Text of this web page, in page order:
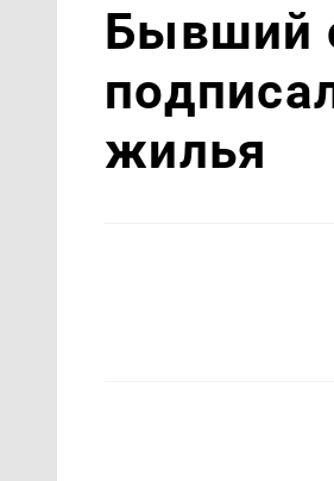
Бывший
жилья